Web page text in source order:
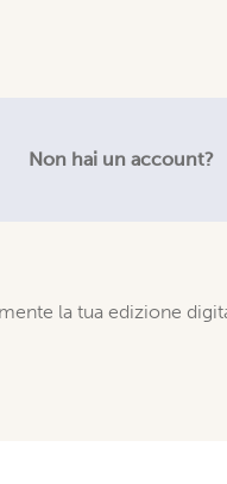
Non hai un account?
la tua edizione